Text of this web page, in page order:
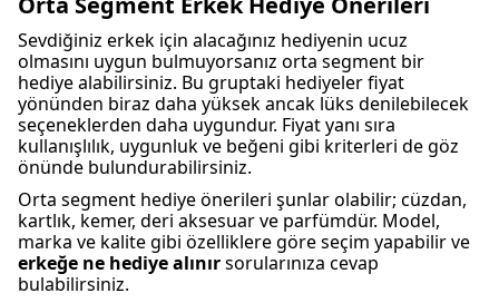
Sevdiğiniz erkek için alacağınız hediyenin ucuz
olmasını uygun bulmuyorsanız orta segment bir
hediye alabilirsiniz. Bu gruptaki hediyeler fiyat
yönünden biraz daha yüksek ancak lüks denilebilecek
seçeneklerden daha uygundur. Fiyat yanı sıra
kullanışlılık, uygunluk ve beğeni gibi kriterleri de göz
önünde bulundurabilirsiniz.
Orta segment hediye önerileri şunlar olabilir; cüzdan,
kartlık, kemer, deri aksesuar ve parfümdür. Model,
marka ve kalite gibi özelliklere göre seçim yapabilir ve
erkeğe ne hediye alınırsorularınıza cevap
bulabilirsiniz.